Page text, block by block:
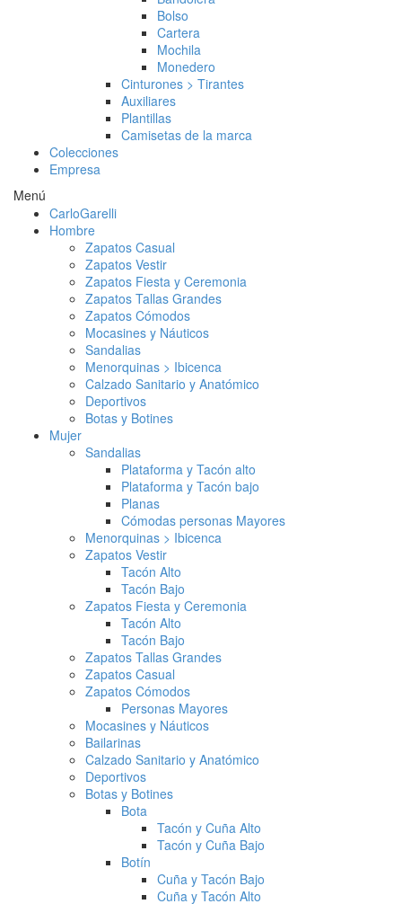
Bolso
Cartera
Mochila
Monedero
Cinturones > Tirantes
Auxiliares
Plantillas
Camisetas de la marca
Colecciones
Empresa
Menú
CarloGarelli
Hombre
Zapatos Casual
Zapatos Vestir
Zapatos Fiesta y Ceremonia
Zapatos Tallas Grandes
Zapatos Cómodos
Mocasines y Náuticos
Sandalias
Menorquinas > Ibicenca
Calzado Sanitario y Anatómico
Deportivos
Botas y Botines
Mujer
Sandalias
Plataforma y Tacón alto
Plataforma y Tacón bajo
Planas
Cómodas personas Mayores
Menorquinas > Ibicenca
Zapatos Vestir
Tacón Alto
Tacón Bajo
Zapatos Fiesta y Ceremonia
Tacón Alto
Tacón Bajo
Zapatos Tallas Grandes
Zapatos Casual
Zapatos Cómodos
Personas Mayores
Mocasines y Náuticos
Bailarinas
Calzado Sanitario y Anatómico
Deportivos
Botas y Botines
Bota
Tacón y Cuña Alto
Tacón y Cuña Bajo
Botín
Cuña y Tacón Bajo
Cuña y Tacón Alto